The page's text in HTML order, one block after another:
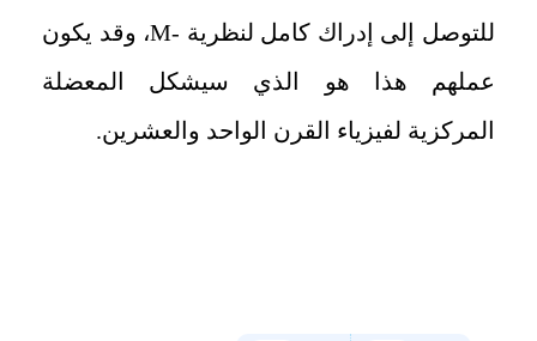
للتوصل إلى إدراك كامل لنظرية -M، وقد يكون
عملهم هذا هو الذي سيشكل المعضلة
المركزية لفيزياء القرن الواحد والعشرين.